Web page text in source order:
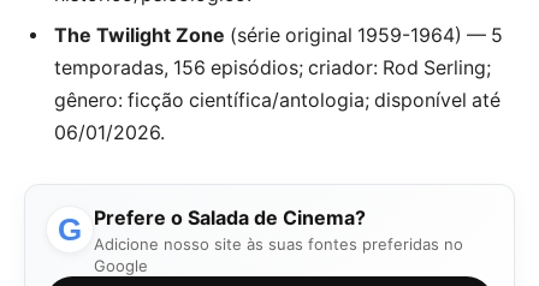
The Twilight Zone (série original 1959-1964) — 5
temporadas, 156 episódios; criador: Rod Serling;
gênero: ficção científica/antologia; disponível até
06/01/2026.
G Prefere o Salada de Cinema?
Adicione nosso site às suas fontes preferidas no
Google